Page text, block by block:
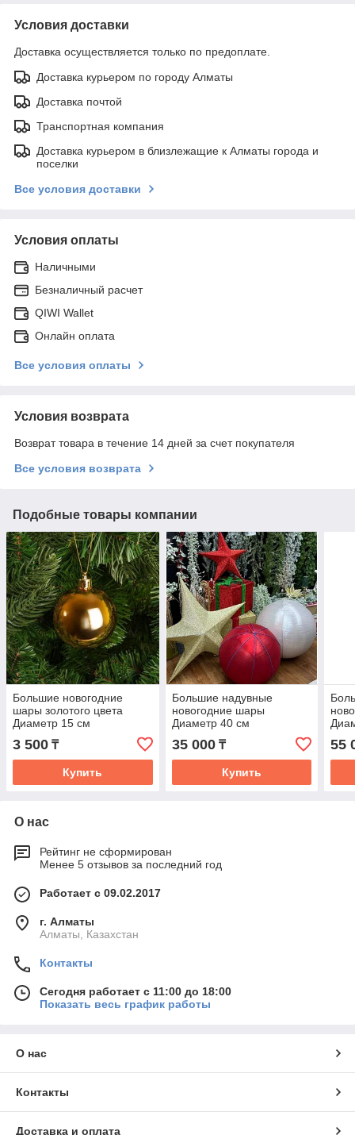
Условия доставки
Доставка осуществляется только по предоплате.
Доставка курьером по городу Алматы
Доставка почтой
Транспортная компания
Доставка курьером в близлежащие к Алматы города и
поселки
Все условия доставки
Условия оплаты
Наличными
Безналичный расчет
QIWI Wallet
Онлайн оплата
Все условия оплаты
Условия возврата
Возврат товара в течение 14 дней за счет покупателя
Все условия возврата
Подобные товары компании
Большие новогодние
шары золотого цвета
Диаметр 15 см
3 500 ₸
Купить
Большие надувные
новогодние шары
Диаметр 40 см
35 000₸
Купить
55
О нас
Рейтинг не сформирован
Менее 5 отзывов за последний год
Работает с 09.02.2017
г. Алматы
Алматы, Казахстан
Контакты
Сегодня работает с 11:00 до 18:00
Показать весь график работы
О нас
Контакты
Доставка и оплата